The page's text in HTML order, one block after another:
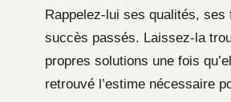
Rappelez-lui ses qualités, ses
succès passés. Laissez-la
propres solutions une fois
retrouvé l’estime nécessaire